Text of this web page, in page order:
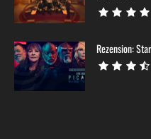
Rezension: